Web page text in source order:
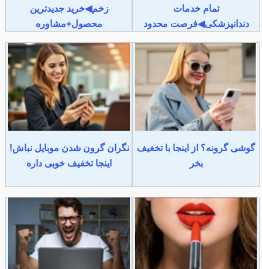
تمام خدمات
دندانپزشکی◀فرصت محدود
زخم◀خرید جدیدترین
محصول+مشاوره
گوشی گرونه؟ از اینجا با تخغیف
بخر
نگران گرون شدن موبایل نباش!
اینجا تخفیف خوبی داره